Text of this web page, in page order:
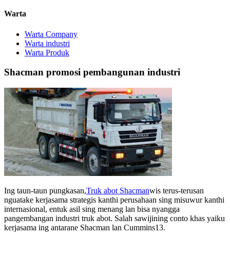
Warta
Warta Company
Warta industri
Warta Produk
Shacman promosi pembangunan industri
Ing taun-taun pungkasan,Truk abot Shacmanwis terus-terusan
nguatake kerjasama strategis kanthi perusahaan sing misuwur kanthi
internasional, entuk asil sing menang lan bisa nyangga
pangembangan industri truk abot. Salah sawijining conto khas yaiku
kerjasama ing antarane Shacman lan Cummins13.